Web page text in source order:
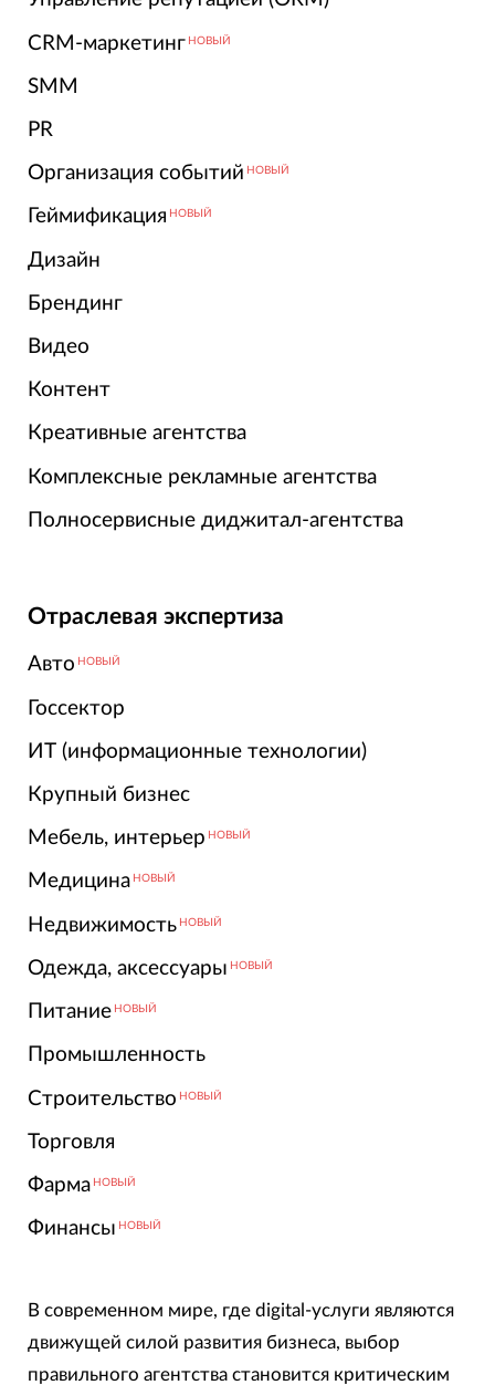
CRM-маркетинг НОВЫЙ
SMM
PR
Организация событий НОВЫЙ
Геймификация НОВЫЙ
Дизайн
Брендинг
Видео
Контент
Креативные агентства
Комплексные рекламные агентства
Полносервисные диджитал-агентства
Отраслевая экспертиза
Авто НОВЫЙ
Госсектор
ИТ (информационные технологии)
Крупный бизнес
Мебель, интерьер НОВЫЙ
Медицина НОВЫЙ
Недвижимость НОВЫЙ
Одежда, аксессуары НОВЫЙ
Питание НОВЫЙ
Промышленность
Строительство НОВЫЙ
Торговля
Фарма НОВЫЙ
Финансы НОВЫЙ
В современном мире, где digital-услуги являются
движущей силой развития бизнеса, выбор
правильного агентства становится критическим